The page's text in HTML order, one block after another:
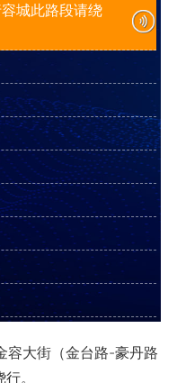
城此路段请绕
大街（金台路-豪丹路
。